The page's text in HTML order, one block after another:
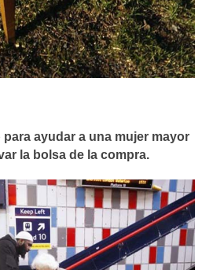
ayudar a una mujer mayor
la bolsa de la compra.